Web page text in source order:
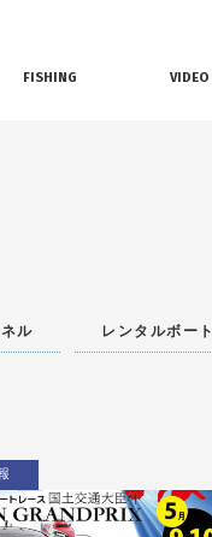
FISHING VIDEO
ル レンタルボート